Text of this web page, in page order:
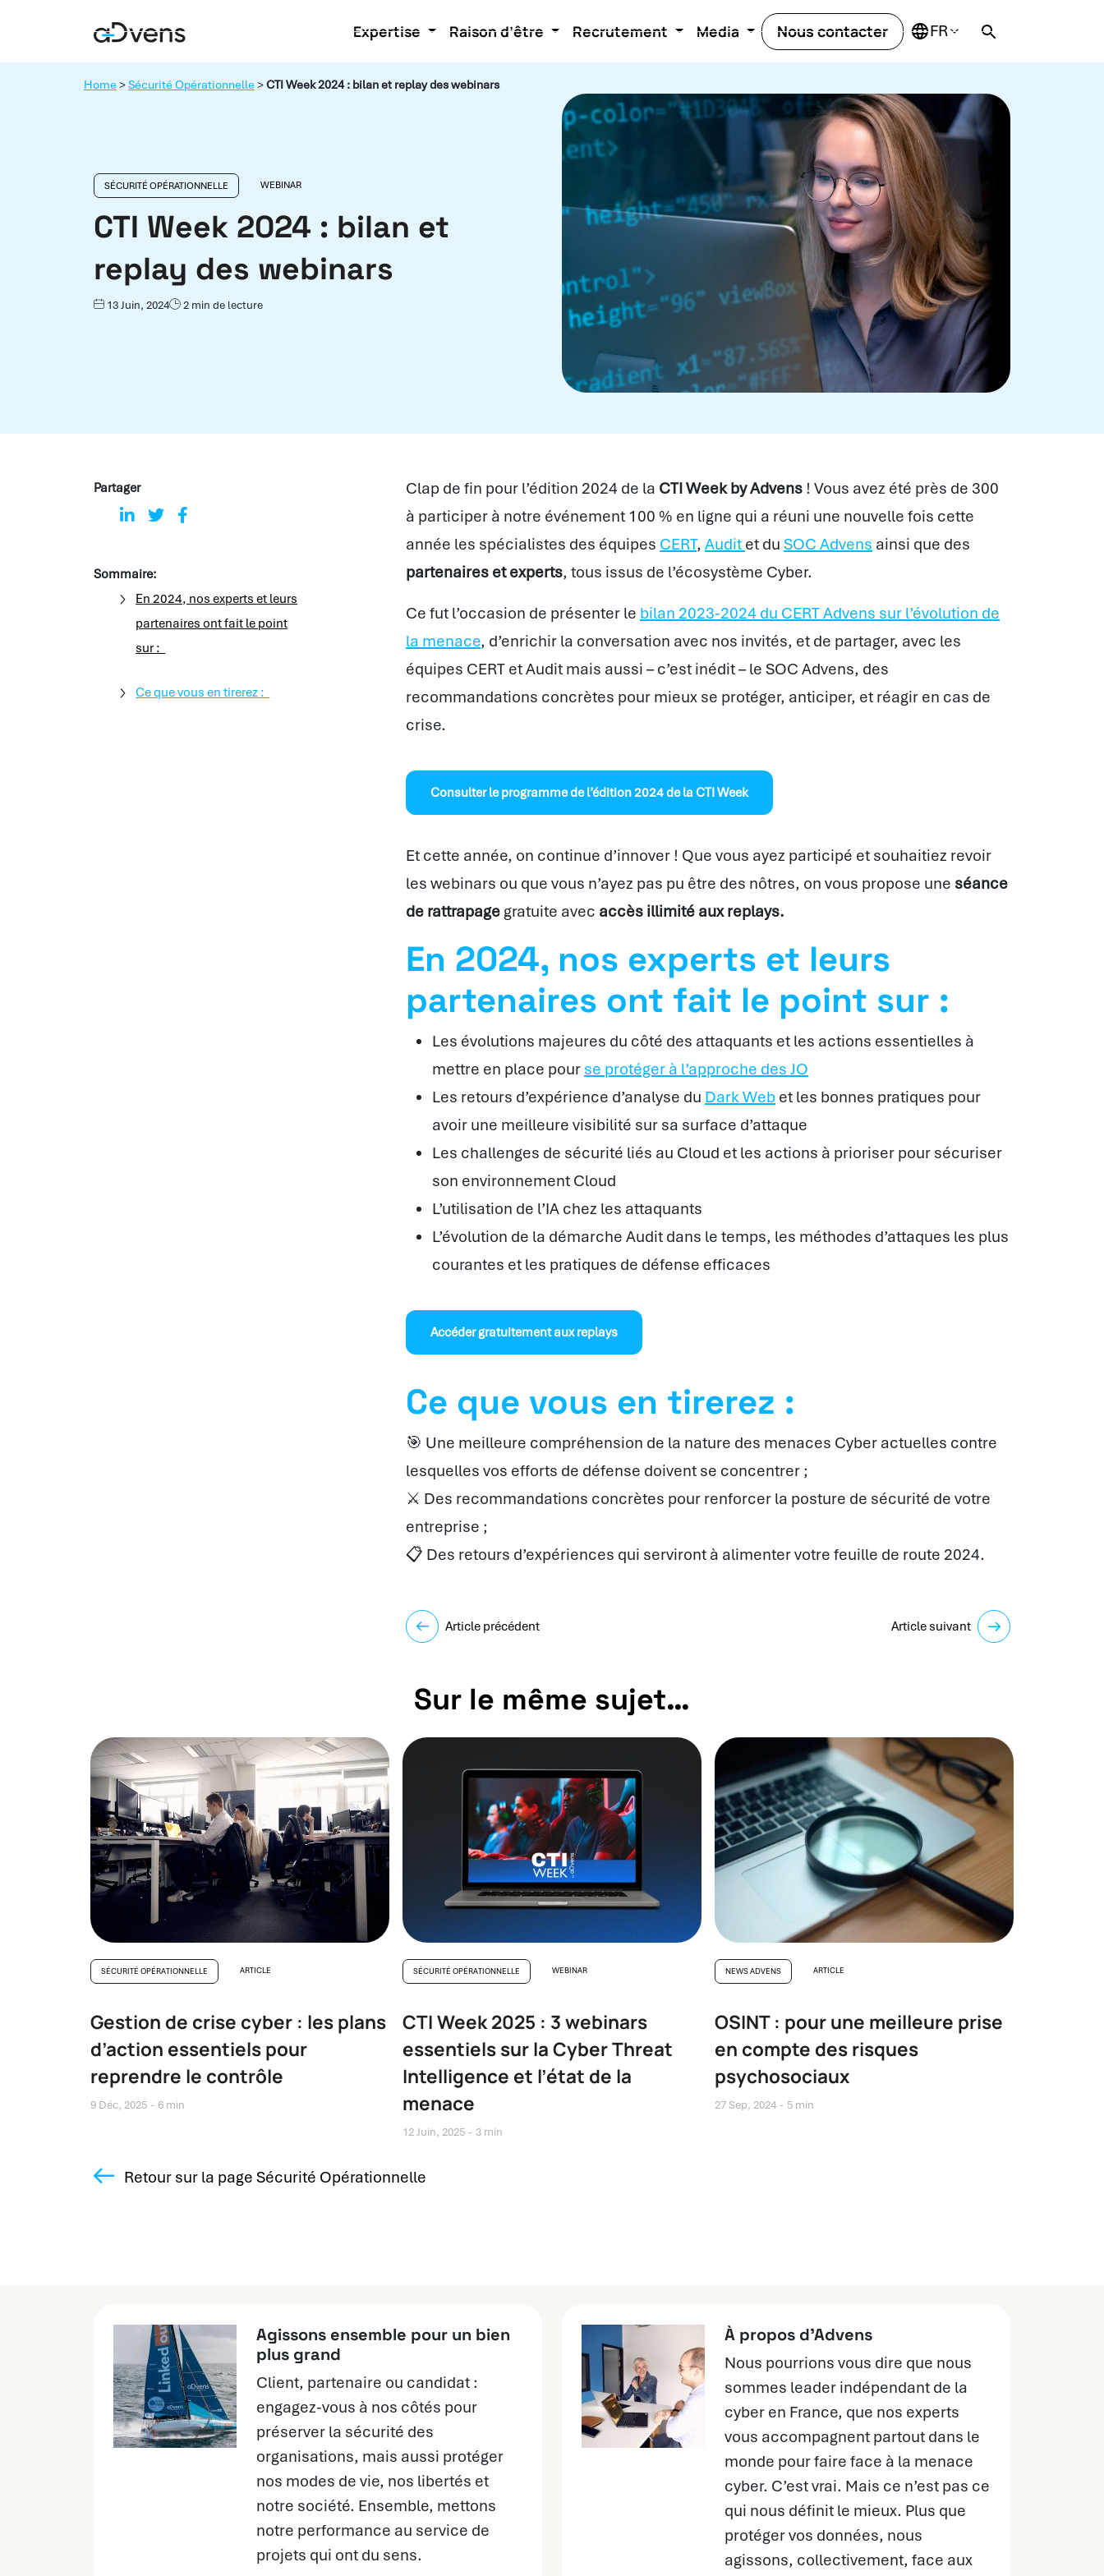
contenu
Expertise Raison d’être Recrutement Media Nous contacter
Home >Sécurité Opérationnelle >CTI Week 2024 : bilan et replay des webinars
SÉCURITÉ OPÉRATIONNELLE WEBINAR
CTI Week 2024 : bilan et
replay des webinars
13 Juin, 2024 2 min de lecture
Partager
Sommaire:
En 2024, nos experts et leurs
partenaires ont fait le point
sur :
Ce que vous en tirerez :
Clap de fin pour l’édition 2024 de la CTI Week by Advens ! Vous avez été près de 300
à participer à notre événement 100 % en ligne qui a réuni une nouvelle fois cette
année les spécialistes des équipes CERT, Audit et du SOC Advens ainsi que des
partenaires et experts, tous issus de l’écosystème Cyber.
Ce fut l’occasion de présenter le bilan 2023-2024 du CERT Advens sur l’évolution de
la menace, d’enrichir la conversation avec nos invités, et de partager, avec les
équipes CERT et Audit mais aussi – c’est inédit – le SOC Advens, des
recommandations concrètes pour mieux se protéger, anticiper, et réagir en cas de
crise.
Consulter le programme de l’édition 2024 de la CTI Week
Et cette année, on continue d’innover ! Que vous ayez participé et souhaitiez revoir
les webinars ou que vous n’ayez pas pu être des nôtres, on vous propose une séance
de rattrapagegratuite avec accès illimité aux replays.
En 2024, nos experts et leurs
partenaires ont fait le point sur :
Les évolutions majeures du côté des attaquants et les actions essentielles à
mettre en place pour se protéger à l’approche des JO
Les retours d’expérience d’analyse du Dark Web et les bonnes pratiques pour
avoir une meilleure visibilité sur sa surface d’attaque
Les challenges de sécurité liés au Cloud et les actions à prioriser pour sécuriser
son environnement Cloud
L’utilisation de l’IA chez les attaquants
L’évolution de la démarche Audit dans le temps, les méthodes d’attaques les plus
courantes et les pratiques de défense efficaces
Accéder gratuitement aux replays
Ce que vous en tirerez :
🎯 Une meilleure compréhension de la nature des menaces Cyber actuelles contre
lesquelles vos efforts de défense doivent se concentrer ;
⚔️ Des recommandations concrètes pour renforcer la posture de sécurité de votre
entreprise ;
📋 Des retours d’expériences qui serviront à alimenter votre feuille de route 2024.
Article précédent Article suivant
Sur le même sujet…
SÉCURITÉ OPÉRATIONNELLE ARTICLE
Gestion de crise cyber : les plans
d’action essentiels pour
reprendre le contrôle
9 Déc, 2025 6 min
SÉCURITÉ OPÉRATIONNELLE WEBINAR
CTI Week 2025 : 3 webinars
essentiels sur la Cyber Threat
Intelligence et l’état de la
menace
12 Juin, 2025 3 min
NEWS ADVENS ARTICLE
OSINT : pour une meilleure prise
en compte des risques
psychosociaux
27 Sep, 2024 5 min
Retour sur la page Sécurité Opérationnelle
Agissons ensemble pour un bien
plus grand
Client, partenaire ou candidat :
engagez-vous à nos côtés pour
préserver la sécurité des
organisations, mais aussi protéger
nos modes de vie, nos libertés et
notre société. Ensemble, mettons
notre performance au service de
projets qui ont du sens.
À propos d’Advens
Nous pourrions vous dire que nous
sommes leader indépendant de la
cyber en France, que nos experts
vous accompagnent partout dans le
monde pour faire face à la menace
cyber. C’est vrai. Mais ce n’est pas ce
qui nous définit le mieux. Plus que
protéger vos données, nous
agissons, collectivement, face aux